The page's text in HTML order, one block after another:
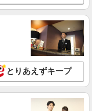
験等による ★早朝時
100円 ★希望収入があり
ければ希望条件に合うか
時間外手当別途支給 ★上
当を含みます。 ★働きが
（地域により異なる）
＋50円
2丁目27-10
詳細を見る
NEW
とりあえずキープ